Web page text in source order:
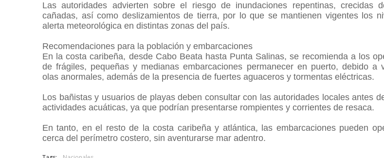
Las autoridades advierten sobre el riesgo de inundaciones repentinas, crecidas
cañadas, así como deslizamientos de tierra, por lo que se mantienen vigentes los
alerta meteorológica en distintas zonas del país.
Recomendaciones para la población y embarcaciones
En la costa caribeña, desde Cabo Beata hasta Punta Salinas, se recomienda a los
de frágiles, pequeñas y medianas embarcaciones permanecer en puerto, debido a
olas anormales, además de la presencia de fuertes aguaceros y tormentas eléctricas.
Los bañistas y usuarios de playas deben consultar con las autoridades locales antes
actividades acuáticas, ya que podrían presentarse rompientes y corrientes de resaca.
En tanto, en el resto de la costa caribeña y atlántica, las embarcaciones pueden
cerca del perímetro costero, sin aventurarse mar adentro.